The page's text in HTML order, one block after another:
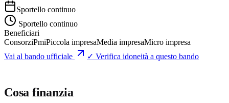
Sportello continuo
Sportello continuo
Beneficiari
ConsorziPmiPiccola impresaMedia impresaMicro impresa
Vai al bando ufficiale
✓ Verifica idoneità a questo bando
Cosa finanzia